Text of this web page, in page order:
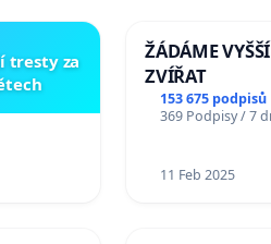
tresty za
ŽÁDÁME
ZVÍŘAT
153 675 podpisů
369 Podpisy / 7
11 Feb 2025